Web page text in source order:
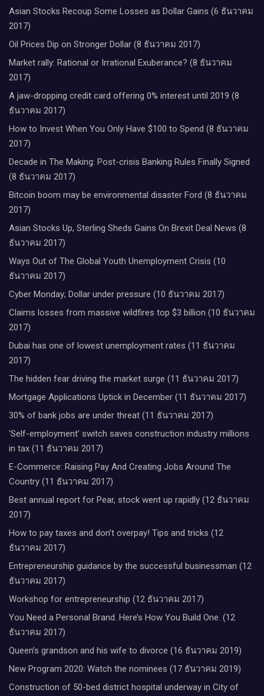
Asian Stocks Recoup Some Losses as Dollar Gains (6 ธันวาคม
2017)
Oil Prices Dip on Stronger Dollar (8 ธันวาคม 2017)
Market rally: Rational or Irrational Exuberance? (8 ธันวาคม
2017)
A jaw-dropping credit card offering 0% interest until 2019 (8
ธันวาคม 2017)
How to Invest When You Only Have $100 to Spend (8 ธันวาคม
2017)
Decade in The Making: Post-crisis Banking Rules Finally Signed
(8 ธันวาคม 2017)
Bitcoin boom may be environmental disaster Ford (8 ธันวาคม
2017)
Asian Stocks Up, Sterling Sheds Gains On Brexit Deal News (8
ธันวาคม 2017)
Ways Out of The Global Youth Unemployment Crisis (10
ธันวาคม 2017)
Cyber Monday; Dollar under pressure (10 ธันวาคม 2017)
Claims losses from massive wildfires top $3 billion (10 ธันวาคม
2017)
Dubai has one of lowest unemployment rates (11 ธันวาคม
2017)
The hidden fear driving the market surge (11 ธันวาคม 2017)
Mortgage Applications Uptick in December (11 ธันวาคม 2017)
30% of bank jobs are under threat (11 ธันวาคม 2017)
‘Self-employment’ switch saves construction industry millions
in tax (11 ธันวาคม 2017)
E-Commerce: Raising Pay And Creating Jobs Around The
Country (11 ธันวาคม 2017)
Best annual report for Pear, stock went up rapidly (12 ธันวาคม
2017)
How to pay taxes and don’t overpay! Tips and tricks (12
ธันวาคม 2017)
Entrepreneurship guidance by the successful businessman (12
ธันวาคม 2017)
Workshop for entrepreneurship (12 ธันวาคม 2017)
You Need a Personal Brand. Here’s How You Build One. (12
ธันวาคม 2017)
Queen’s grandson and his wife to divorce (16 ธันวาคม 2019)
New Program 2020: Watch the nominees (17 ธันวาคม 2019)
Construction of 50-bed district hospital underway in City of